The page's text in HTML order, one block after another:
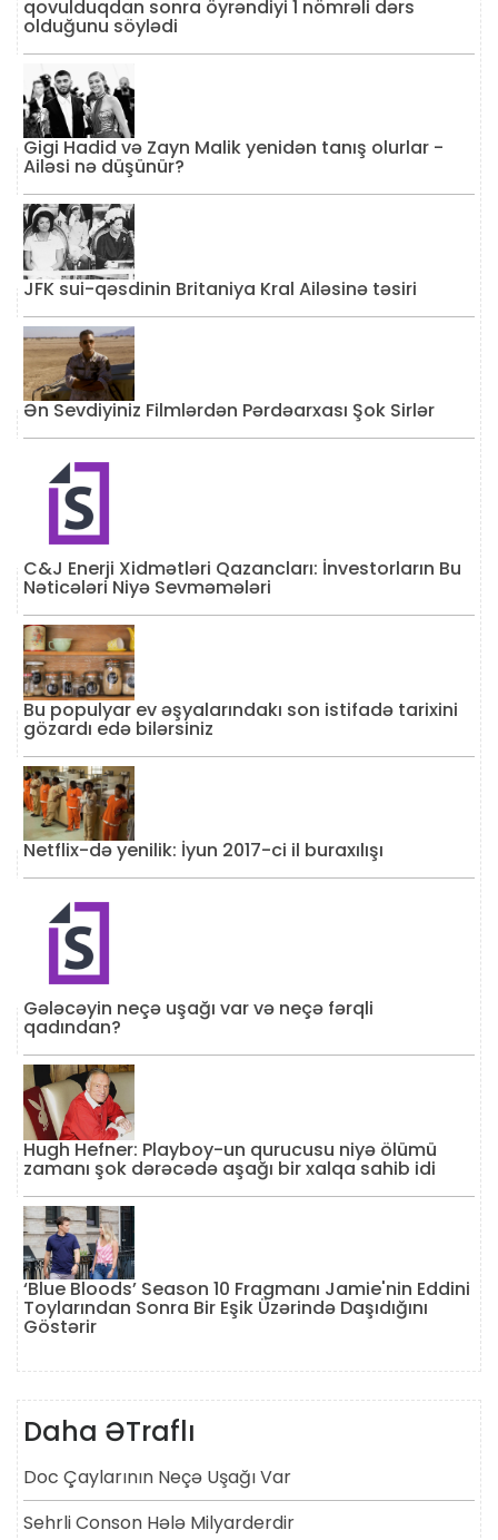
qovulduqdan sonra öyrəndiyi 1 nömrəli dərs
olduğunu söylədi
Gigi Hadid və Zayn Malik yenidən tanış olurlar -
Ailəsi nə düşünür?
JFK sui-qəsdinin Britaniya Kral Ailəsinə təsiri
Ən Sevdiyiniz Filmlərdən Pərdəarxası Şok Sirlər
C&J Enerji Xidmətləri Qazancları: İnvestorların Bu
Nəticələri Niyə Sevməmələri
Bu populyar ev əşyalarındakı son istifadə tarixini
gözardı edə bilərsiniz
Netflix-də yenilik: İyun 2017-ci il buraxılışı
Gələcəyin neçə uşağı var və neçə fərqli
qadından?
Hugh Hefner: Playboy-un qurucusu niyə ölümü
zamanı şok dərəcədə aşağı bir xalqa sahib idi
‘Blue Bloods’ Season 10 Fragmanı Jamie'nin Eddini
Toylarından Sonra Bir Eşik Üzərində Daşıdığını
Göstərir
Daha ƏTraflı
Doc Çaylarının Neçə Uşağı Var
Sehrli Conson Hələ Milyarderdir